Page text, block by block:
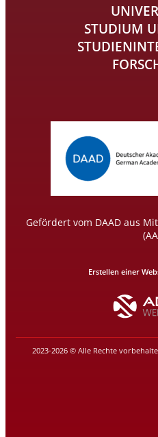
STUDIUM
Gefördert vom DAAD aus
2023-2026 © Alle Rechte
Erstellen einer